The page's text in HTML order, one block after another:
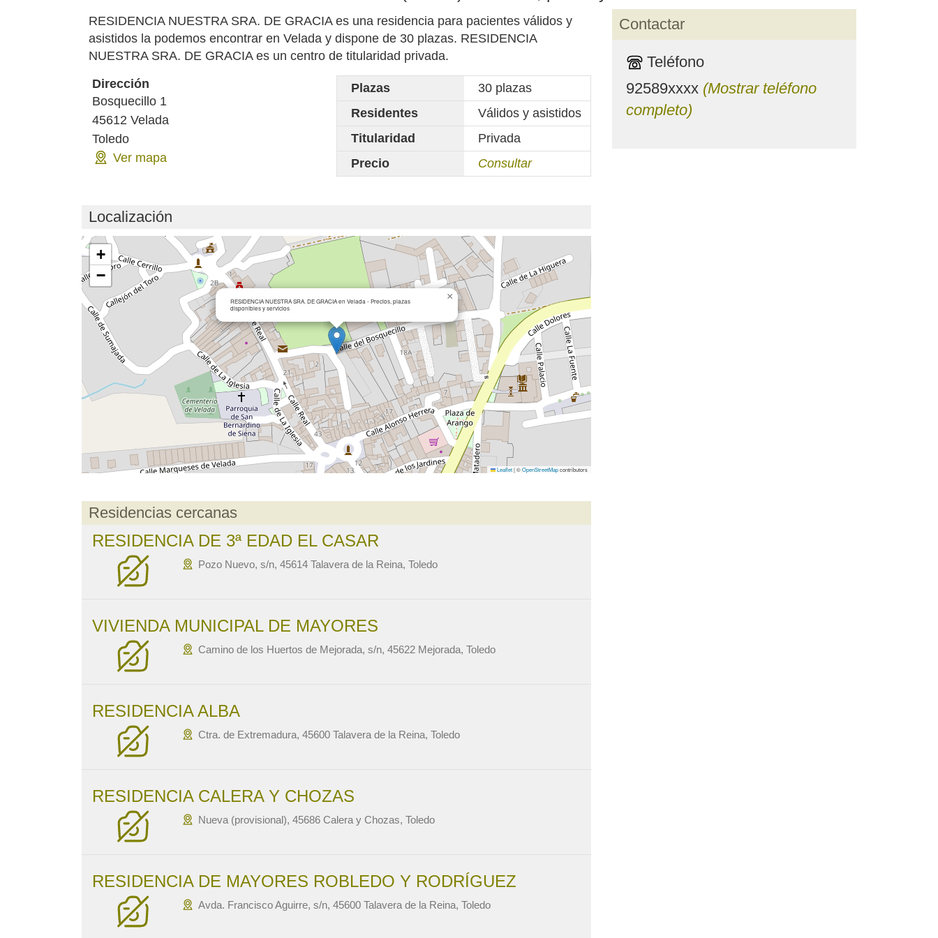
RESIDENCIA NUESTRA SRA. DE GRACIA es una residencia para pacientes válidos y
asistidos la podemos encontrar en Velada y dispone de 30 plazas. RESIDENCIA
NUESTRA SRA. DE GRACIA es un centro de titularidad privada.
Dirección
Bosquecillo 1
45612 Velada
Toledo
Ver mapa
Plazas
30 plazas
Residentes
Válidos y asistidos
Titularidad
Privada
Precio
Consultar
Localización
Cargando mapa...
RESIDENCIA NUESTRA SRA. DE GRACIA en Velada - Precios, plazas
disponibles y servicios
×
+
−
Leaflet|©OpenStreetMapcontributors
Residencias cercanas
RESIDENCIA DE 3ª EDAD EL CASAR
Pozo Nuevo, s/n, 45614 Talavera de la Reina, Toledo
VIVIENDA MUNICIPAL DE MAYORES
Camino de los Huertos de Mejorada, s/n, 45622 Mejorada, Toledo
RESIDENCIA ALBA
Ctra. de Extremadura, 45600 Talavera de la Reina, Toledo
RESIDENCIA CALERA Y CHOZAS
Nueva (provisional), 45686 Calera y Chozas, Toledo
RESIDENCIA DE MAYORES ROBLEDO Y RODRÍGUEZ
Avda. Francisco Aguirre, s/n, 45600 Talavera de la Reina, Toledo
Contactar
Teléfono
92589xxxx (Mostrar teléfono
completo)